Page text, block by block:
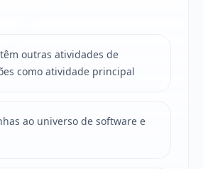
outras atividades de
como atividade principal
ao universo de software e